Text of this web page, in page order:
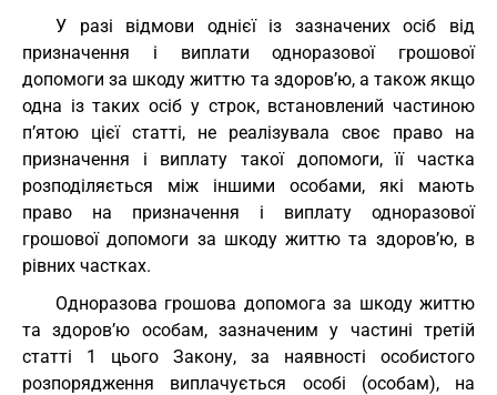
У разі відмови однієї із зазначених осіб від
призначення і виплати одноразової грошової
допомоги за шкоду життю та здоров’ю, а також якщо
одна із таких осіб у строк, встановлений частиною
п’ятою цієї статті, не реалізувала своє право на
призначення і виплату такої допомоги, її частка
розподіляється між іншими особами, які мають
право на призначення і виплату одноразової
грошової допомоги за шкоду життю та здоров’ю, в
рівних частках.
Одноразова грошова допомога за шкоду життю
та здоров’ю особам, зазначеним у частині третій
статті 1 цього Закону, за наявності особистого
розпорядження виплачується особі (особам), на